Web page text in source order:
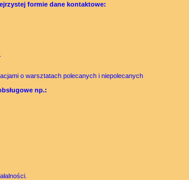
formie dane kontaktowe:
o warsztatach polecanych i niepolecanych
np.: